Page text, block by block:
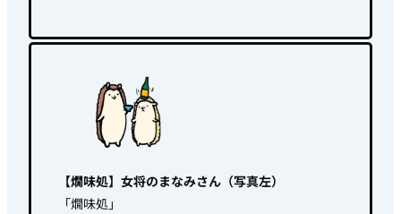
【燗味処】女将のまなみさん（写真左）
「燗味処」